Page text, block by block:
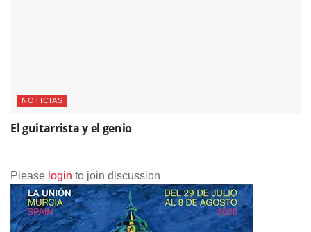
NOTICIAS
El guitarrista y el genio
Please login to join discussion